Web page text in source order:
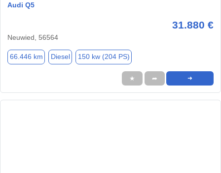
Audi Q5
31.880 €
Neuwied, 56564
66.446 km Diesel 150 kw (204 PS)
★ ➦ ➜